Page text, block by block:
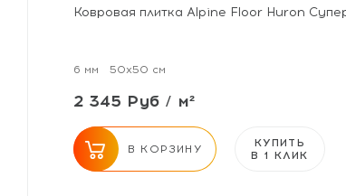
Ковровая плитка Alpine Floor Huron
6 мм 50x50 см
2 345 Руб / м²
В КОРЗИНУ
КУПИТЬ
В 1 КЛИК